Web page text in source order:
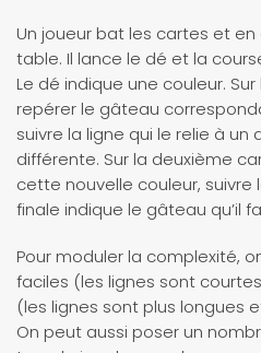
Un joueur bat les cartes et
table. Il lance le dé et la
Le dé indique une couleur.
repérer le gâteau
suivre la ligne qui le relie à
différente. Sur la deuxième
cette nouvelle couleur, suivre
finale indique le gâteau qu’il
Pour moduler la complexité,
faciles (les lignes sont
(les lignes sont plus longues
On peut aussi poser un